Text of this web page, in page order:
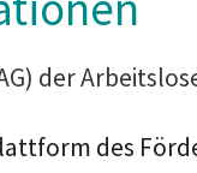
der
des